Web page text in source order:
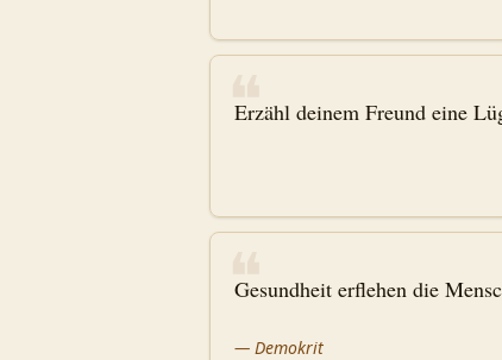
❝
Erzähl deinem Freund eine
❝
Gesundheit erflehen die
— Demokrit